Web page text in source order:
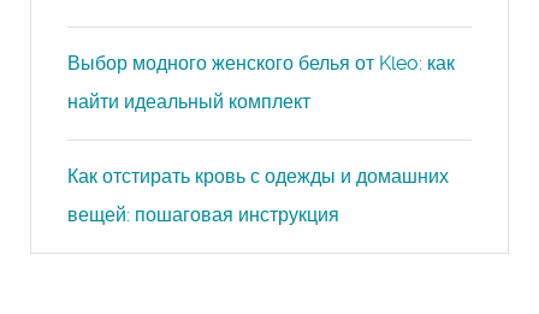
Выбор модного женского белья от Kleo: как
найти идеальный комплект
Как отстирать кровь с одежды и домашних
вещей: пошаговая инструкция